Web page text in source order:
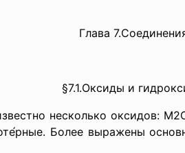
Глава
§7.1.Оксиды и
оксидов: M2O3,
Более выражены